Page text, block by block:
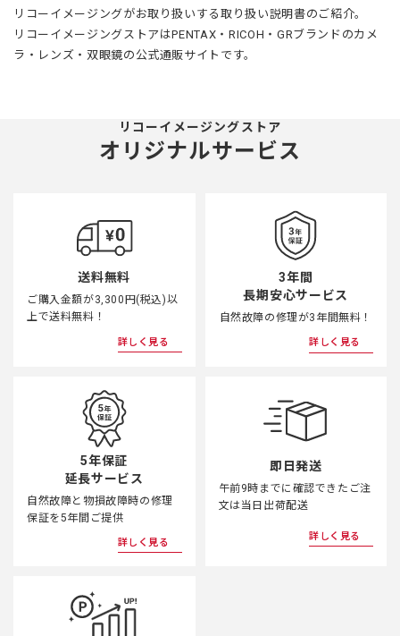
リコーイメージングがお取り扱いする取り扱い説明書のご紹介。
リコーイメージングストアはPENTAX・RICOH・GRブランドのカメ
ラ・レンズ・双眼鏡の公式通販サイトです。
リコーイメージングストア
オリジナルサービス
送料無料
ご購入金額が3,300円(税込)以
上で送料無料！
詳しく見る
3年間
長期安心サービス
自然故障の修理が3年間無料！
詳しく見る
5年保証
延長サービス
自然故障と物損故障時の修理
保証を5年間ご提供
詳しく見る
即日発送
午前9時までに確認できたご注
文は当日出荷配送
詳しく見る